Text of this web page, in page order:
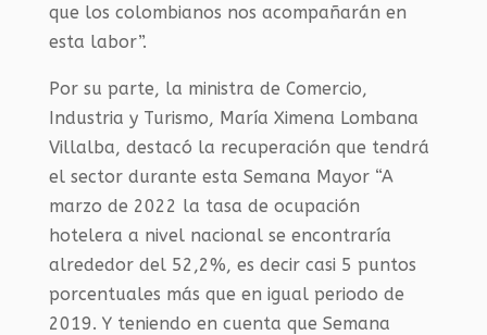
que los colombianos nos acompañarán en
esta labor”.
Por su parte, la ministra de Comercio,
Industria y Turismo, María Ximena Lombana
Villalba, destacó la recuperación que tendrá
el sector durante esta Semana Mayor “A
marzo de 2022 la tasa de ocupación
hotelera a nivel nacional se encontraría
alrededor del 52,2%, es decir casi 5 puntos
porcentuales más que en igual periodo de
2019. Y teniendo en cuenta que Semana